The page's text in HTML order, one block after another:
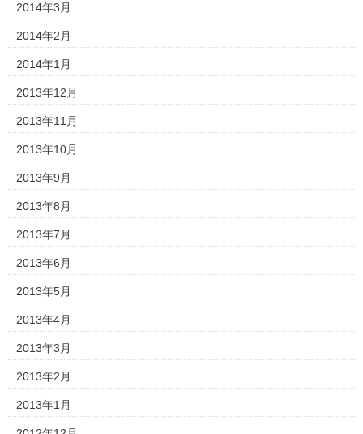
2014年3月
2014年2月
2014年1月
2013年12月
2013年11月
2013年10月
2013年9月
2013年8月
2013年7月
2013年6月
2013年5月
2013年4月
2013年3月
2013年2月
2013年1月